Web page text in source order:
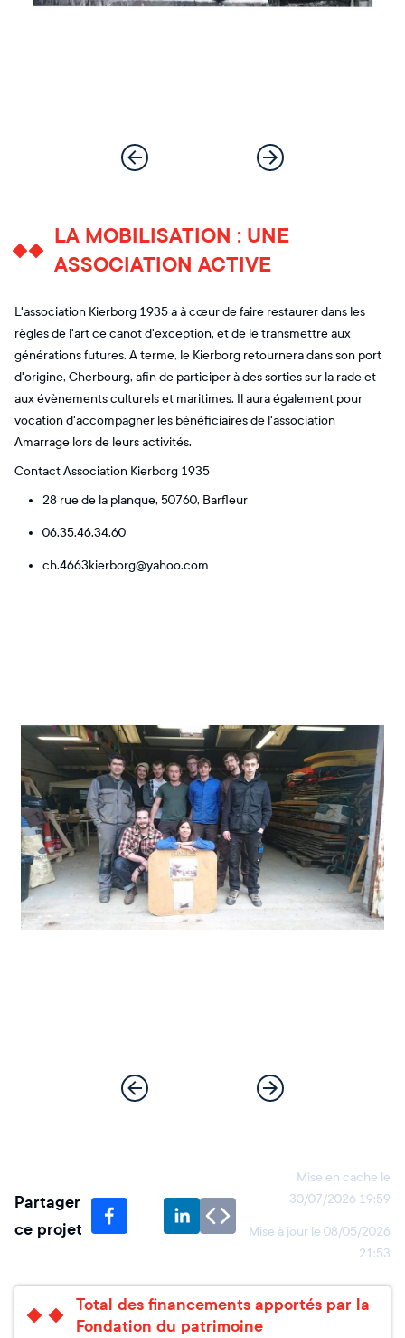
LA MOBILISATION : UNE
ASSOCIATION ACTIVE
L'association Kierborg 1935 a à cœur de faire restaurer dans les
règles de l'art ce canot d'exception, et de le transmettre aux
générations futures. A terme, le Kierborg retournera dans son port
d'origine, Cherbourg, afin de participer à des sorties sur la rade et
aux évènements culturels et maritimes. Il aura également pour
vocation d'accompagner les bénéficiaires de l'association
Amarrage lors de leurs activités.
Contact Association Kierborg 1935
28 rue de la planque, 50760, Barfleur
06.35.46.34.60
ch.4663kierborg@yahoo.com
Partager
ce projet
Mise en cache le
30/07/2026 19:59
Mise à jour le 08/05/2026
21:53
Total des financements apportés par la
Fondation du patrimoine